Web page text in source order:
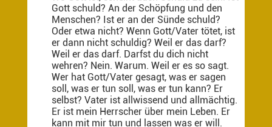
Gott schuld? An der Schöpfung und den
Menschen? Ist er an der Sünde schuld?
Oder etwa nicht? Wenn Gott/Vater tötet, ist
er dann nicht schuldig? Weil er das darf?
Weil er das darf. Darfst du dich nicht
wehren? Nein. Warum. Weil er es so sagt.
Wer hat Gott/Vater gesagt, was er sagen
soll, was er tun soll, was er tun kann? Er
selbst? Vater ist allwissend und allmächtig.
Er ist mein Herrscher über mein Leben. Er
kann mit mir tun und lassen was er will.